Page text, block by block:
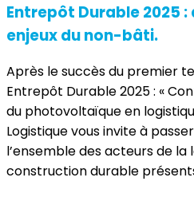
Entrepôt Durable 2025
enjeux du non-bâti.
Après le succès du premier
Entrepôt Durable 2025 : «
du photovoltaïque en
Logistique vous invite à
l’ensemble des acteurs de la
construction durable